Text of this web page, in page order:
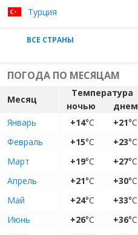
Турция
ВСЕ СТРАНЫ
ПОГОДА ПО МЕСЯЦАМ
Месяц
Температура
ночью
днем
Январь
+14°C +21°C
Февраль
+15°C +23°C
Март
+19°C +27°C
Апрель
+21°C +30°C
Май
+24°C +33°C
Июнь
+26°C +36°C